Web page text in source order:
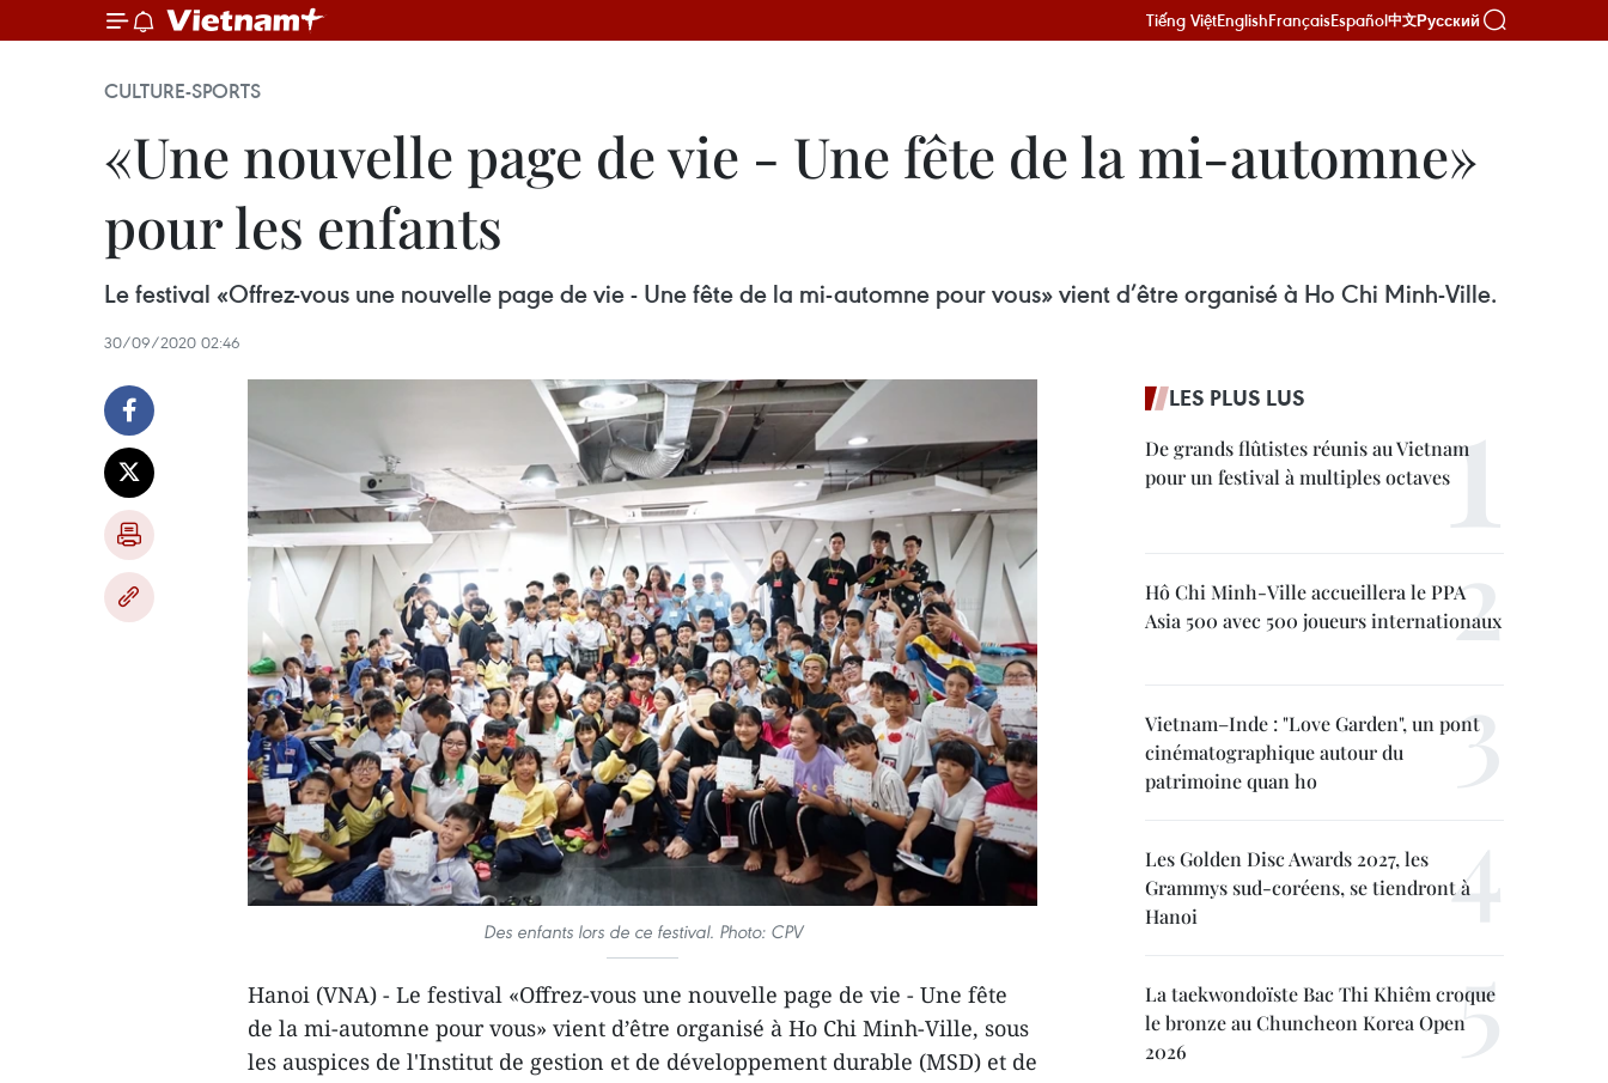
Tiếng ViệtEnglishFrançaisEspañol中文Русский
CULTURE-SPORTS
«Une nouvelle page de vie - Une fête de la mi-automne»
pour les enfants
Le festival «Offrez-vous une nouvelle page de vie - Une fête de la mi-automne pour vous» vient d’être organisé à Ho Chi Minh-Ville.
30/09/2020 02:46
Des enfants lors de ce festival. Photo: CPV
Hanoi (VNA) - Le festival «Offrez-vous une nouvelle page de vie - Une fête
de la mi-automne pour vous» vient d’être organisé à Ho Chi Minh-Ville, sous
les auspices de l'Institut de gestion et de développement durable (MSD) et de
LES PLUS LUS
De grands flûtistes réunis au Vietnam
pour un festival à multiples octaves
Hô Chi Minh-Ville accueillera le PPA
Asia 500 avec 500 joueurs internationaux
Vietnam–Inde : "Love Garden", un pont
cinématographique autour du
patrimoine quan ho
Les Golden Disc Awards 2027, les
Grammys sud-coréens, se tiendront à
Hanoi
La taekwondoïste Bac Thi Khiêm croque
le bronze au Chuncheon Korea Open
2026